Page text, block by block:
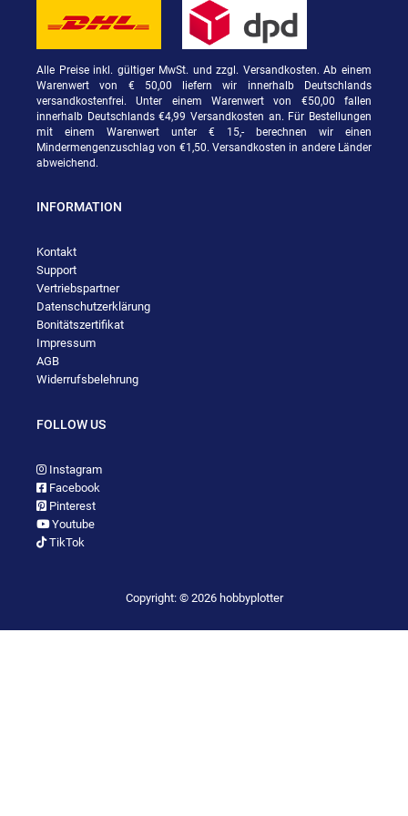
Alle Preise inkl. gültiger MwSt. und zzgl. Versandkosten. Ab einem
Warenwert von € 50,00 liefern wir innerhalb Deutschlands
versandkostenfrei. Unter einem Warenwert von €50,00 fallen
innerhalb Deutschlands €4,99 Versandkosten an. Für Bestellungen
mit einem Warenwert unter € 15,- berechnen wir einen
Mindermengenzuschlag von €1,50. Versandkosten in andere Länder
abweichend.
INFORMATION
Kontakt
Support
Vertriebspartner
Datenschutzerklärung
Bonitätszertifikat
Impressum
AGB
Widerrufsbelehrung
FOLLOW US
Instagram
Facebook
Pinterest
Youtube
TikTok
Copyright: © 2026 hobbyplotter